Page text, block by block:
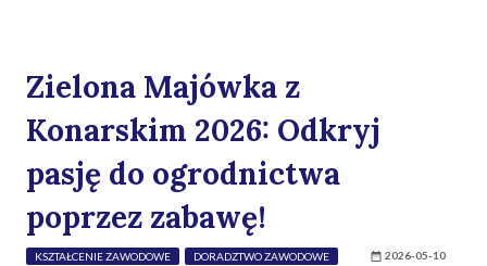
Zielona Majówka z
Konarskim 2026: Odkryj
pasję do ogrodnictwa
poprzez zabawę!
KSZTAŁCENIE ZAWODOWE DORADZTWO ZAWODOWE 2026-05-10